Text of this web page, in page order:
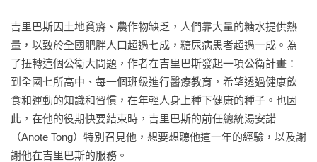
吉里巴斯因土地貧瘠、農作物缺乏，人們靠大量的糖水提供熱
量，以致於全國肥胖人口超過七成，糖尿病患者超過一成。為
了扭轉這個公衛大問題，作者在吉里巴斯發起一項公衛計畫：
到全國七所高中、每一個班級進行醫療教育，希望透過健康飲
食和運動的知識和習慣，在年輕人身上種下健康的種子。也因
此，在他的役期快要結束時，吉里巴斯的前任總統湯安諾
（Anote Tong）特別召見他，想要想聽他這一年的經驗，以及謝
謝他在吉里巴斯的服務。